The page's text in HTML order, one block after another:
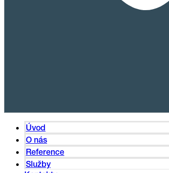
Úvod
O nás
Reference
Služby